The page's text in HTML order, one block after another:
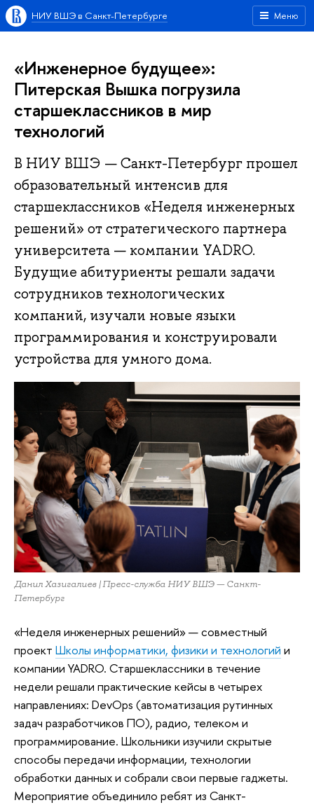
Меню
НИУ ВШЭ в Санкт-Петербурге
«Инженерное будущее»:
Питерская Вышка погрузила
старшеклассников в мир
технологий
В НИУ ВШЭ — Санкт-Петербург прошел
образовательный интенсив для
старшеклассников «Неделя инженерных
решений» от стратегического партнера
университета — компании YADRO.
Будущие абитуриенты решали задачи
сотрудников технологических
компаний, изучали новые языки
программирования и конструировали
устройства для умного дома.
Данил Хазигалиев | Пресс-служба НИУ ВШЭ — Санкт-
Петербург
«Неделя инженерных решений» — совместный
проект Школы информатики, физики и технологий и
компании YADRO. Старшеклассники в течение
недели решали практические кейсы в четырех
направлениях: DevOps (автоматизация рутинных
задач разработчиков ПО), радио, телеком и
программирование. Школьники изучили скрытые
способы передачи информации, технологии
обработки данных и собрали свои первые гаджеты.
Мероприятие объединило ребят из Санкт-